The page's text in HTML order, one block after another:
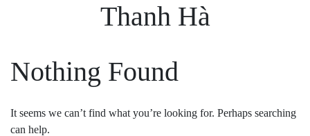
Thanh Hà
Nothing Found
It seems we can’t find what you’re looking for. Perhaps searching
can help.